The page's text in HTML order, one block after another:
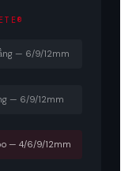
— 6/9/12mm
— 6/9/12mm
— 4/6/9/12mm